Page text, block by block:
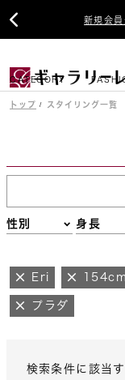
新規会

CATEGORY
トップ スタイリング一覧
性別 身長
Eri
プラダ
検索条件に該当